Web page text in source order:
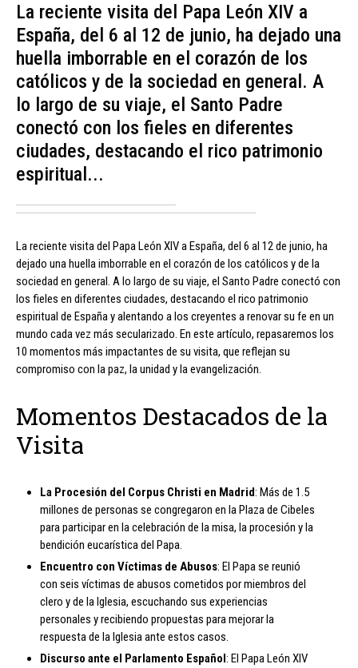
La reciente visita del Papa León XIV a
España, del 6 al 12 de junio, ha dejado una
huella imborrable en el corazón de los
católicos y de la sociedad en general. A
lo largo de su viaje, el Santo Padre
conectó con los fieles en diferentes
ciudades, destacando el rico patrimonio
espiritual...
La reciente visita del Papa León XIV a España, del 6 al 12 de junio, ha
dejado una huella imborrable en el corazón de los católicos y de la
sociedad en general. A lo largo de su viaje, el Santo Padre conectó con
los fieles en diferentes ciudades, destacando el rico patrimonio
espiritual de España y alentando a los creyentes a renovar su fe en un
mundo cada vez más secularizado. En este artículo, repasaremos los
10 momentos más impactantes de su visita, que reflejan su
compromiso con la paz, la unidad y la evangelización.
Momentos Destacados de la
Visita
La Procesión del Corpus Christi en Madrid: Más de 1.5
millones de personas se congregaron en la Plaza de Cibeles
para participar en la celebración de la misa, la procesión y la
bendición eucarística del Papa.
Encuentro con Víctimas de Abusos: El Papa se reunió
con seis víctimas de abusos cometidos por miembros del
clero y de la Iglesia, escuchando sus experiencias
personales y recibiendo propuestas para mejorar la
respuesta de la Iglesia ante estos casos.
Discurso ante el Parlamento Español: El Papa León XIV